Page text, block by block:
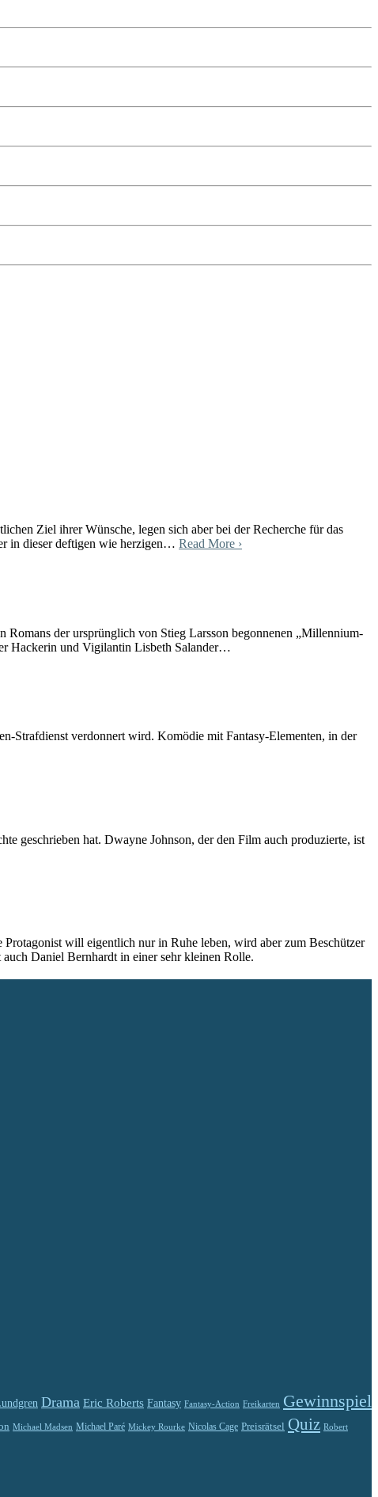
Ziel ihrer Wünsche, legen sich aber bei der Recherche für das
in dieser deftigen wie herzigen… Read More ›
der ursprünglich von Stieg Larsson begonnenen „Millennium-
Hackerin und Vigilantin Lisbeth Salander…
Strafdienst verdonnert wird. Komödie mit Fantasy-Elementen, in der
geschrieben hat. Dwayne Johnson, der den Film auch produzierte, ist
will eigentlich nur in Ruhe leben, wird aber zum Beschützer
Daniel Bernhardt in einer sehr kleinen Rolle.
Drama Eric Roberts Fantasy Fantasy-Action Freikarten Gewinnspiel
Michael Madsen Michael Paré Mickey Rourke Nicolas Cage Preisrätsel Quiz Robert